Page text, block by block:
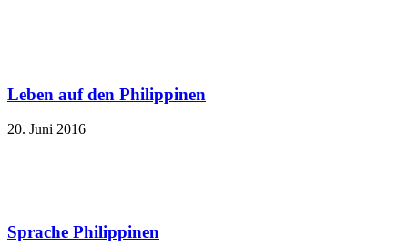
Leben auf den Philippinen
20. Juni 2016
Sprache Philippinen